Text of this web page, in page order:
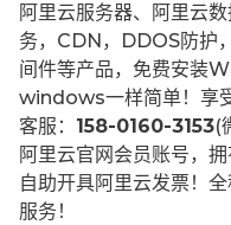
阿里云服务器、阿里云
务，CDN，DDOS防护
间件等产品，免费安装
windows一样简单！享
客服： 158-0160-3153(
阿里云官网会员账号，
自助开具阿里云发票！
服务！